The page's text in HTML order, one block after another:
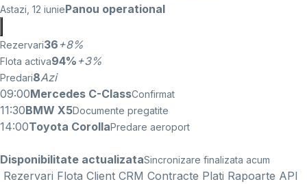
Astazi, 12 iuniePanou operational
Rezervari36 +8%
Flota activa94% +3%
Predari8Azi
09:00Mercedes C-ClassConfirmat
11:30BMW X5Documente pregatite
14:00Toyota CorollaPredare aeroport
Disponibilitate actualizataSincronizare finalizata acum
Rezervari Flota Client CRM Contracte Plati Rapoarte API